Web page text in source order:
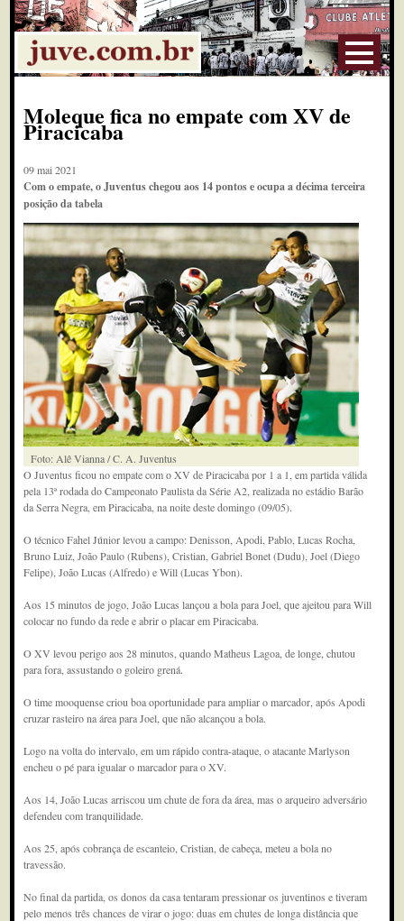
Moleque fica no empate com XV de
Piracicaba
09 mai 2021
Com o empate, o Juventus chegou aos 14 pontos e ocupa a décima terceira
posição da tabela
Foto: Alê Vianna / C. A. Juventus
O Juventus ficou no empate com o XV de Piracicaba por 1 a 1, em partida válida
pela 13ª rodada do Campeonato Paulista da Série A2, realizada no estádio Barão
da Serra Negra, em Piracicaba, na noite deste domingo (09/05).
O técnico Fahel Júnior levou a campo: Denisson, Apodi, Pablo, Lucas Rocha,
Bruno Luiz, João Paulo (Rubens), Cristian, Gabriel Bonet (Dudu), Joel (Diego
Felipe), João Lucas (Alfredo) e Will (Lucas Ybon).
Aos 15 minutos de jogo, João Lucas lançou a bola para Joel, que ajeitou para Will
colocar no fundo da rede e abrir o placar em Piracicaba.
O XV levou perigo aos 28 minutos, quando Matheus Lagoa, de longe, chutou
para fora, assustando o goleiro grená.
O time mooquense criou boa oportunidade para ampliar o marcador, após Apodi
cruzar rasteiro na área para Joel, que não alcançou a bola.
Logo na volta do intervalo, em um rápido contra-ataque, o atacante Marlyson
encheu o pé para igualar o marcador para o XV.
Aos 14, João Lucas arriscou um chute de fora da área, mas o arqueiro adversário
defendeu com tranquilidade.
Aos 25, após cobrança de escanteio, Cristian, de cabeça, meteu a bola no
travessão.
No final da partida, os donos da casa tentaram pressionar os juventinos e tiveram
pelo menos três chances de virar o jogo: duas em chutes de longa distância que